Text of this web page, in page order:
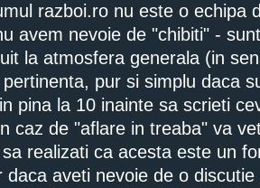
razboi.ro nu este o echipa
avem nevoie de "chibiti" -
la atmosfera generala (in
pur si simplu daca
pina la 10 inainte sa scrieti
caz de "aflare in treaba" va
realizati ca acesta este un
daca aveti nevoie de o